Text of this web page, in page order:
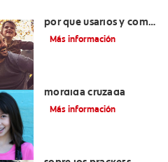
por qué usarlos y cómo
conservarlos
Más información
mordida cruzada
Más información